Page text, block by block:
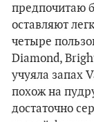
предпочитаю
оставляют
четыре
Diamond,
учуяла запах
похож на
достаточно